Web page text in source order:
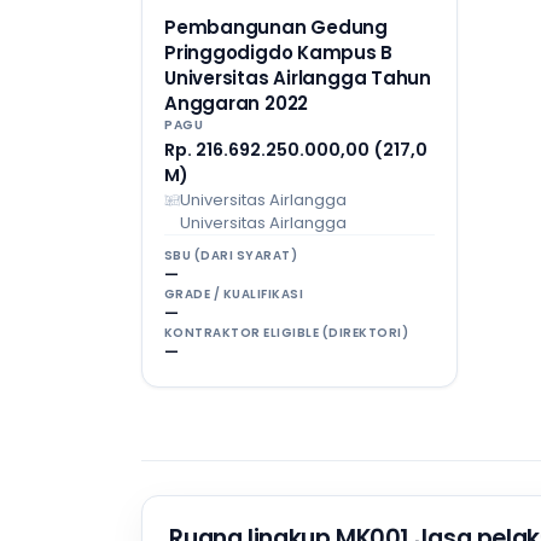
Pembangunan Gedung
Pringgodigdo Kampus B
Universitas Airlangga Tahun
Anggaran 2022
PAGU
Rp. 216.692.250.000,00 (217,0
M)
Universitas Airlangga
Universitas Airlangga
SBU (DARI SYARAT)
—
GRADE / KUALIFIKASI
—
KONTRAKTOR ELIGIBLE (DIREKTORI)
—